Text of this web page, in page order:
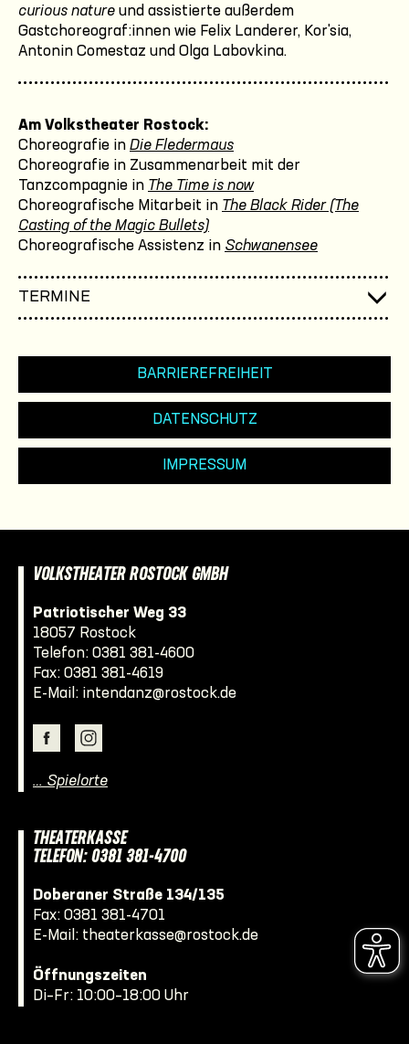
curious nature und assistierte außerdem
Gastchoreograf:innen wie Felix Landerer, Kor'sia,
Antonin Comestaz und Olga Labovkina.
Am Volkstheater Rostock:
Choreografie in Die Fledermaus
Choreografie in Zusammenarbeit mit der
Tanzcompagnie in The Time is now
Choreografische Mitarbeit in The Black Rider (The
Casting of the Magic Bullets)
Choreografische Assistenz in Schwanensee
TERMINE
BARRIEREFREIHEIT
DATENSCHUTZ
IMPRESSUM
VOLKSTHEATER ROSTOCK GMBH
Patriotischer Weg 33
18057 Rostock
Telefon: 0381 381-4600
Fax: 0381 381-4619
E-Mail: intendanz@rostock.de
… Spielorte
THEATERKASSE
TELEFON: 0381 381-4700
Doberaner Straße 134/135
Fax: 0381 381-4701
E-Mail: theaterkasse@rostock.de
Öffnungszeiten
Di–Fr: 10:00–18:00 Uhr